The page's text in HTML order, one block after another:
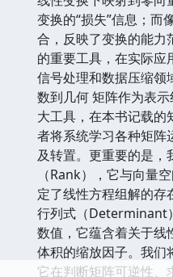
变换的“损失”信息；而
合，反映了变换的能力
的重要工具，在实际应
信号处理和数据压缩领
数到几何 矩阵作为表
大工具，在本书记载的
者将系统学习各种矩阵
及转置。更重要的是，
（Rank），它与向量
定了线性方程组解的存
行列式（Determinant
数值，它蕴含着关于线
体积的缩放因子。我们
它在判断矩阵可逆性、